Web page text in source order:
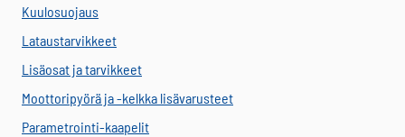
Kuulosuojaus
Lataustarvikkeet
Lisäosat ja tarvikkeet
Moottoripyörä ja -kelkka lisävarusteet
Parametrointi-kaapelit